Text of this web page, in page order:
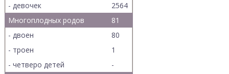
- девочек
2564
Многоплодных родов
81
- двоен
80
- троен
1
- четверо детей
-